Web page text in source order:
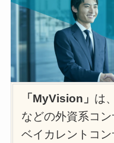
「MyVision」 は
などの外資系コン
ベイカレントコ